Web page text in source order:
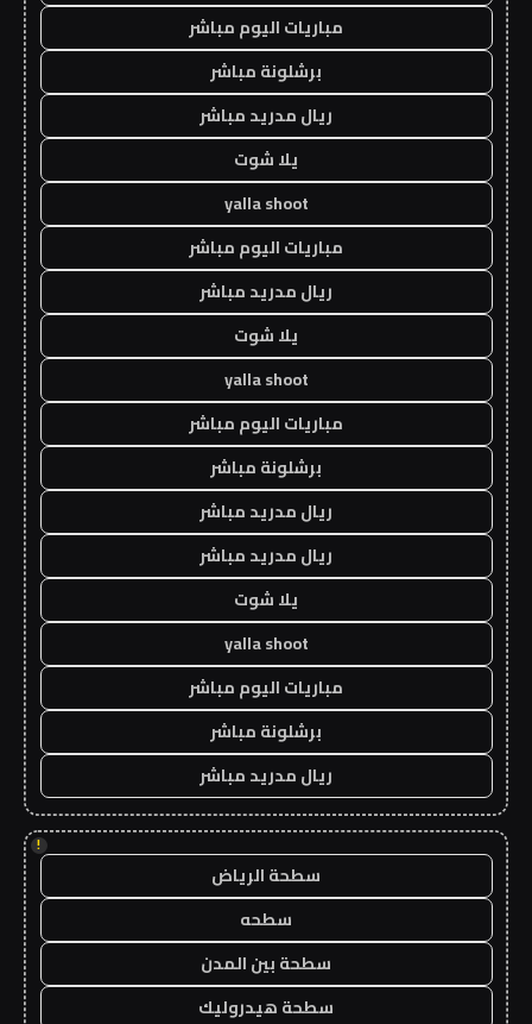
مباريات اليوم مباشر
برشلونة مباشر
ريال مدريد مباشر
يلا شوت
yalla shoot
مباريات اليوم مباشر
ريال مدريد مباشر
يلا شوت
yalla shoot
مباريات اليوم مباشر
برشلونة مباشر
ريال مدريد مباشر
ريال مدريد مباشر
يلا شوت
yalla shoot
مباريات اليوم مباشر
برشلونة مباشر
ريال مدريد مباشر
!
سطحة الرياض
سطحه
سطحة بين المدن
سطحة هيدروليك